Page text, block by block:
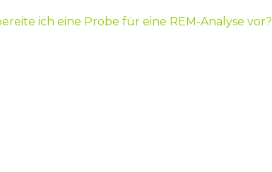
ich eine Probe für eine REM-Analyse vor?